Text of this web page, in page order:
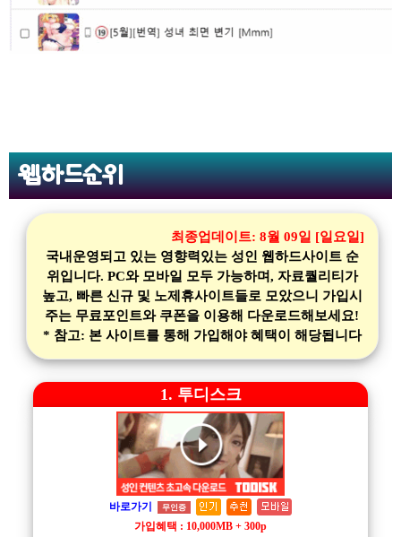
웹하드순위
최종업데이트: 8월 09일 [일요일]
국내운영되고 있는 영향력있는 성인 웹하드사이트 순
위입니다. PC와 모바일 모두 가능하며, 자료퀄리티가
높고, 빠른 신규 및 노제휴사이트들로 모았으니 가입시
주는 무료포인트와 쿠폰을 이용해 다운로드해보세요!
* 참고: 본 사이트를 통해 가입해야 혜택이 해당됩니다
1. 투디스크
바로가기 무인증
가입혜택 : 10,000MB + 300p